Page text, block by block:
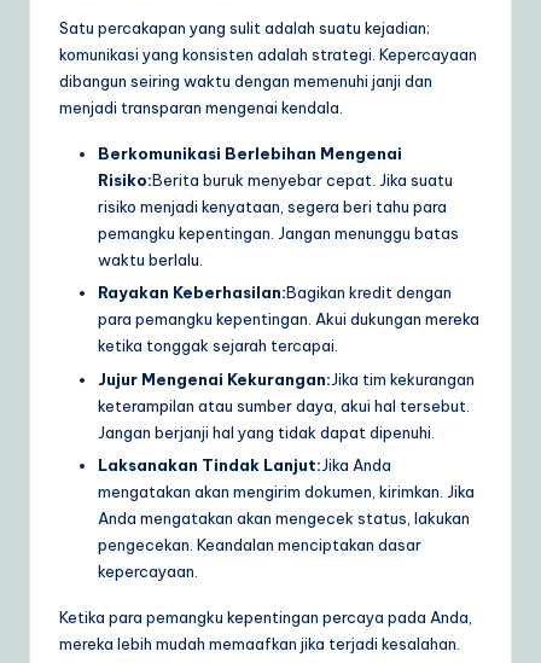
Satu percakapan yang sulit adalah suatu kejadian;
komunikasi yang konsisten adalah strategi. Kepercayaan
dibangun seiring waktu dengan memenuhi janji dan
menjadi transparan mengenai kendala.
Berkomunikasi Berlebihan Mengenai
Risiko:Berita buruk menyebar cepat. Jika suatu
risiko menjadi kenyataan, segera beri tahu para
pemangku kepentingan. Jangan menunggu batas
waktu berlalu.
Rayakan Keberhasilan:Bagikan kredit dengan
para pemangku kepentingan. Akui dukungan mereka
ketika tonggak sejarah tercapai.
Jujur Mengenai Kekurangan:Jika tim kekurangan
keterampilan atau sumber daya, akui hal tersebut.
Jangan berjanji hal yang tidak dapat dipenuhi.
Laksanakan Tindak Lanjut:Jika Anda
mengatakan akan mengirim dokumen, kirimkan. Jika
Anda mengatakan akan mengecek status, lakukan
pengecekan. Keandalan menciptakan dasar
kepercayaan.
Ketika para pemangku kepentingan percaya pada Anda,
mereka lebih mudah memaafkan jika terjadi kesalahan.